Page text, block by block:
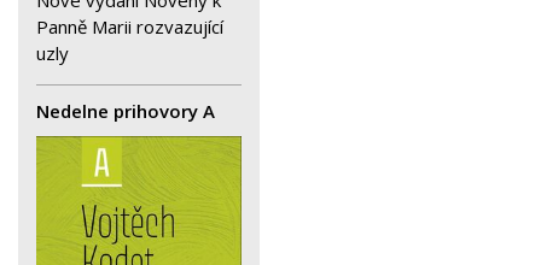
Panně Marii rozvazující
uzly
Nedelne prihovory A